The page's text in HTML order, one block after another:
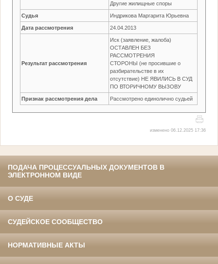
Другие жилищные споры
Судья Индрикова Маргарита Юрьевна
Дата рассмотрения 24.04.2013
Результат рассмотрения
Иск (заявление, жалоба)
ОСТАВЛЕН БЕЗ
РАССМОТРЕНИЯ
СТОРОНЫ (не просившие о
разбирательстве в их
отсутствие) НЕ ЯВИЛИСЬ В СУД
ПО ВТОРИЧНОМУ ВЫЗОВУ
Признак рассмотрения дела Рассмотрено единолично судьей
изменено 06.12.2025 17:36
ПОДАЧА ПРОЦЕССУАЛЬНЫХ ДОКУМЕНТОВ В
ЭЛЕКТРОННОМ ВИДЕ
О СУДЕ
СУДЕЙСКОЕ СООБЩЕСТВО
НОРМАТИВНЫЕ АКТЫ